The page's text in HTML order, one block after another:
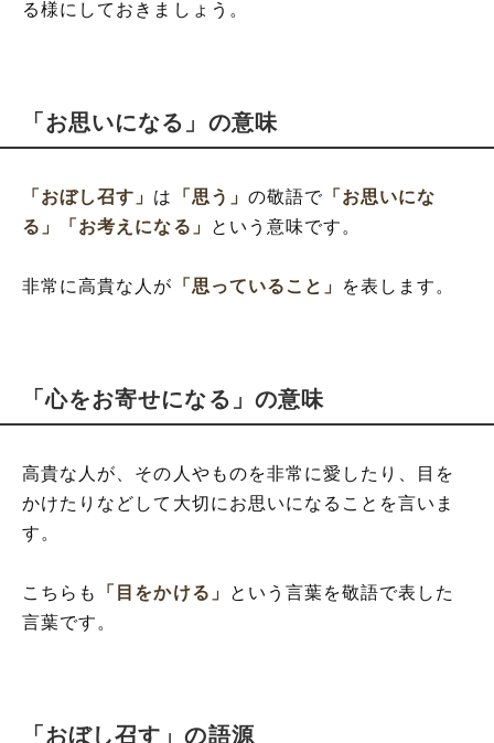
る様にしておきましょう。
「お思いになる」の意味
「おぼし召す」 は 「思う」 の敬語で 「お思いにな
る」
「お考えになる」 という意味です。
非常に高貴な人が 「思っていること」 を表します。
「心をお寄せになる」の意味
高貴な人が、その人やものを非常に愛したり、目を
かけたりなどして大切にお思いになることを言いま
す。
こちらも 「目をかける」
という言葉を敬語で表した
言葉です。
「おぼし召す」の語源